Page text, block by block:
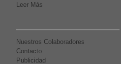
Leer Más
Nuestros Colaboradores
Contacto
Publicidad